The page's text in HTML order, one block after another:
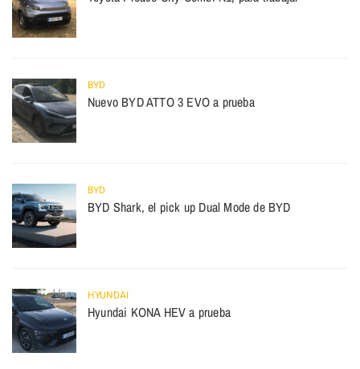
BYD
Nuevo BYD ATTO 3 EVO a prueba
BYD
BYD Shark, el pick up Dual Mode de BYD
HYUNDAI
Hyundai KONA HEV a prueba